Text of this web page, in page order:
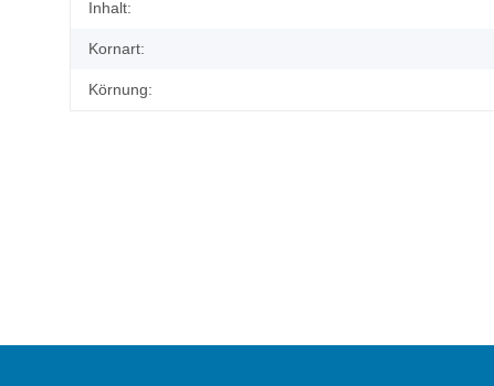
Produkteigenschaft
Wert
Inhalt:
Kornart:
Körnung: